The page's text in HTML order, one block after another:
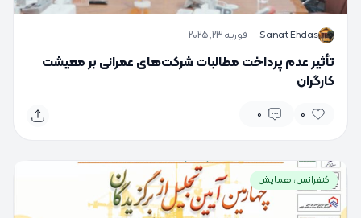
S
Sanat Ehdas
· فوریه 23, 2025
تأثیر عدم پرداخت مطالبات شرکت‌های عمرانی بر معیشت
کارگران
0
0
کنفرانس، همایش